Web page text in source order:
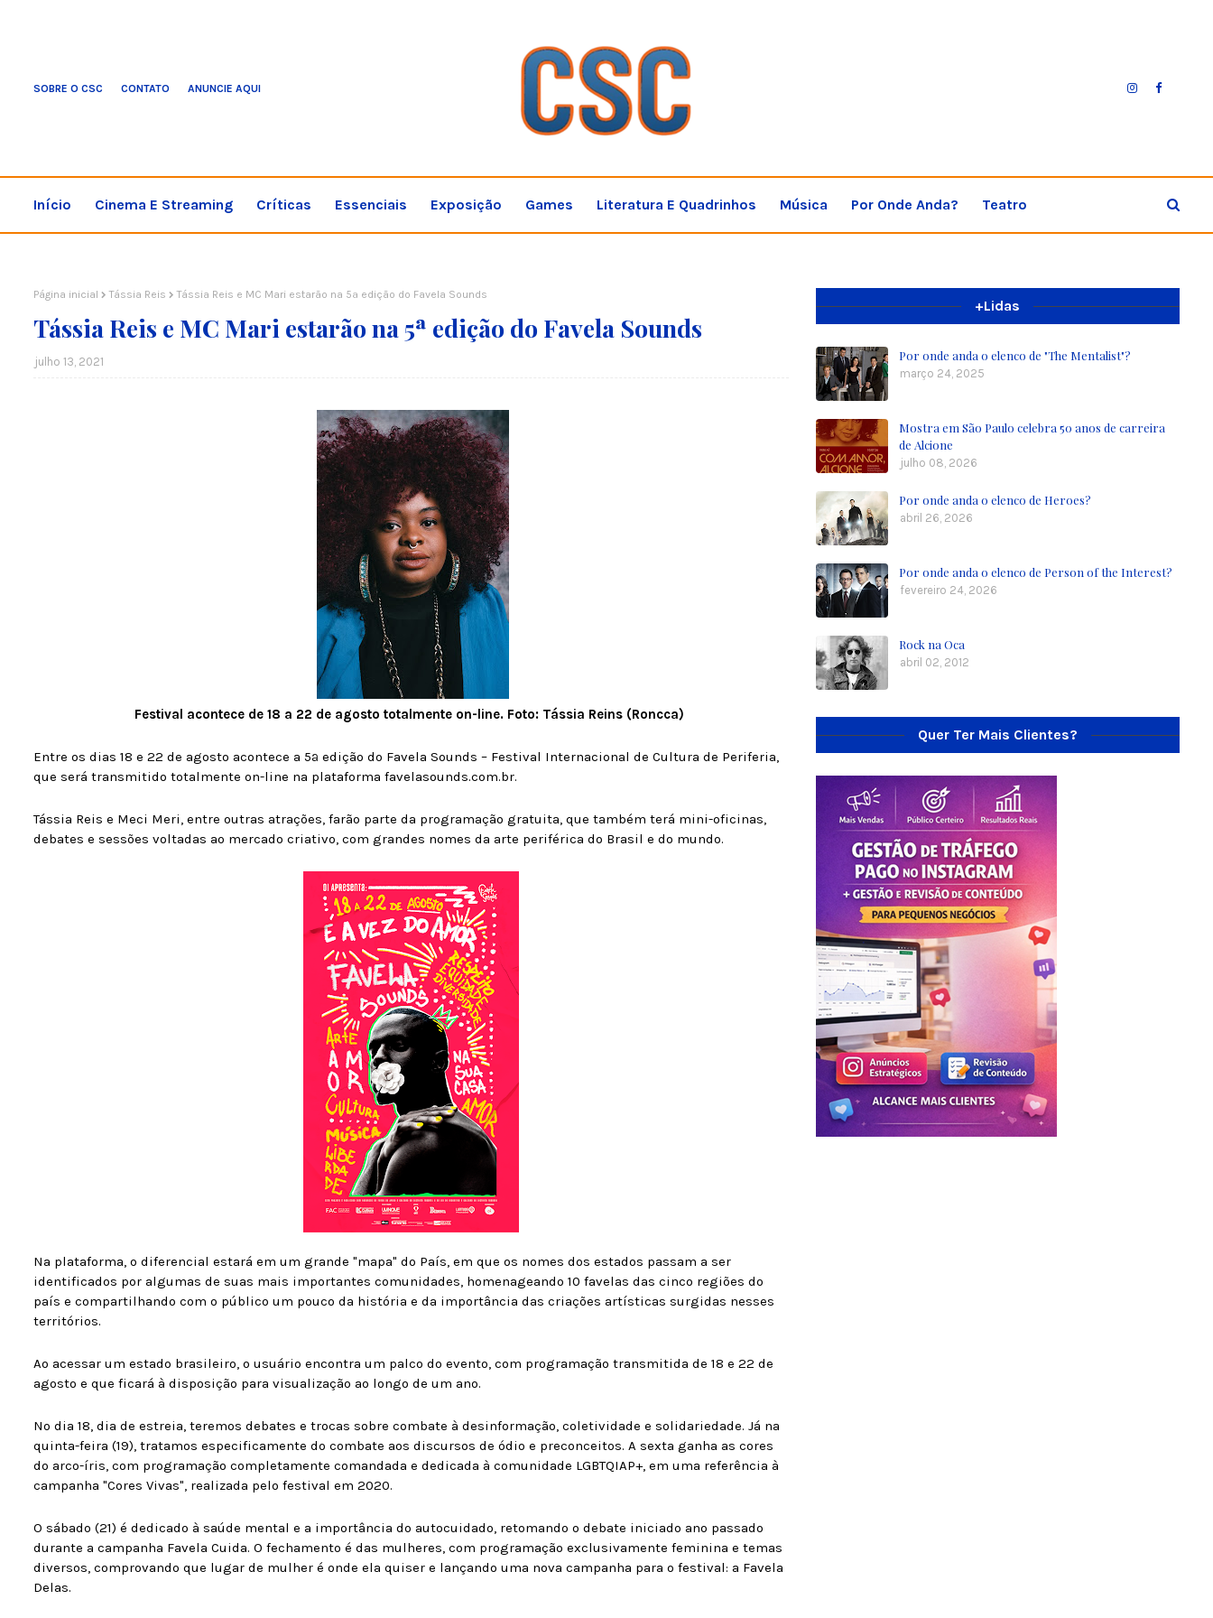
SOBRE O CSC CONTATO ANUNCIE AQUI
Início Cinema E Streaming Críticas Essenciais Exposição Games Literatura E Quadrinhos Música Por Onde Anda? Teatro
Página inicial Tássia Reis Tássia Reis e MC Mari estarão na 5ª edição do Favela Sounds
Tássia Reis e MC Mari estarão na 5ª edição do Favela Sounds
julho 13, 2021
Festival acontece de 18 a 22 de agosto totalmente on-line. Foto: Tássia Reins (Roncca)
Entre os dias 18 e 22 de agosto acontece a 5ª edição do Favela Sounds – Festival Internacional de Cultura de Periferia,
que será transmitido totalmente on-line na plataforma favelasounds.com.br.
Tássia Reis e Meci Meri, entre outras atrações, farão parte da programação gratuita, que também terá mini-oficinas,
debates e sessões voltadas ao mercado criativo, com grandes nomes da arte periférica do Brasil e do mundo.
Na plataforma, o diferencial estará em um grande "mapa" do País, em que os nomes dos estados passam a ser
identificados por algumas de suas mais importantes comunidades, homenageando 10 favelas das cinco regiões do
país e compartilhando com o público um pouco da história e da importância das criações artísticas surgidas nesses
territórios.
Ao acessar um estado brasileiro, o usuário encontra um palco do evento, com programação transmitida de 18 e 22 de
agosto e que ficará à disposição para visualização ao longo de um ano.
No dia 18, dia de estreia, teremos debates e trocas sobre combate à desinformação, coletividade e solidariedade. Já na
quinta-feira (19), tratamos especificamente do combate aos discursos de ódio e preconceitos. A sexta ganha as cores
do arco-íris, com programação completamente comandada e dedicada à comunidade LGBTQIAP+, em uma referência à
campanha "Cores Vivas", realizada pelo festival em 2020.
O sábado (21) é dedicado à saúde mental e a importância do autocuidado, retomando o debate iniciado ano passado
durante a campanha Favela Cuida. O fechamento é das mulheres, com programação exclusivamente feminina e temas
diversos, comprovando que lugar de mulher é onde ela quiser e lançando uma nova campanha para o festival: a Favela
Delas.
+Lidas
Por onde anda o elenco de "The Mentalist"?
março 24, 2025
Mostra em São Paulo celebra 50 anos de carreira
de Alcione
julho 08, 2026
Por onde anda o elenco de Heroes?
abril 26, 2026
Por onde anda o elenco de Person of the Interest?
fevereiro 24, 2026
Rock na Oca
abril 02, 2012
Quer Ter Mais Clientes?